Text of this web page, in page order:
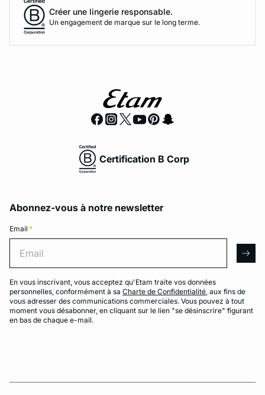
Créer une lingerie responsable.
Un engagement de marque sur le long terme.
Certification B Corp
Abonnez-vous à notre newsletter
Email *
En vous inscrivant, vous acceptez qu'Etam traite vos données
personnelles, conformément à sa Charte de Confidentialité, aux fins de
vous adresser des communications commerciales. Vous pouvez à tout
moment vous désabonner, en cliquant sur le lien "se désinscrire" figurant
en bas de chaque e-mail.